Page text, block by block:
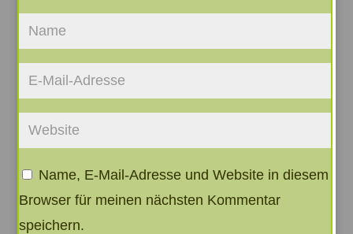
Name, E-Mail-Adresse und Website in diesem
Browser für meinen nächsten Kommentar
speichern.